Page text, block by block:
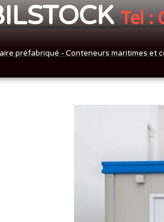
Tel :
préfabriqué - Conteneurs maritimes et